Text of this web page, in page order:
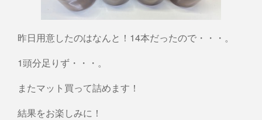
昨日用意したのはなんと！14本だったので・・・。
1頭分足りず・・・。
またマット買って詰めます！
結果をお楽しみに！